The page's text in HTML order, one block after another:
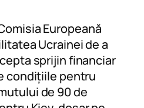
Europeană
Ucrainei de a
sprijin financiar
condițiile pentru
de 90 de